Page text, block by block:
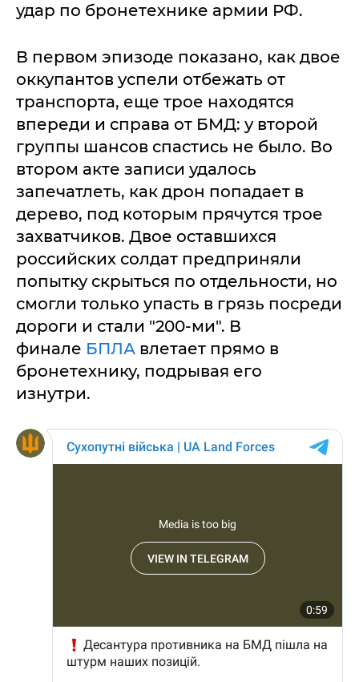
удар по бронетехнике армии РФ.
В первом эпизоде показано, как двое
оккупантов успели отбежать от
транспорта, еще трое находятся
впереди и справа от БМД: у второй
группы шансов спастись не было. Во
втором акте записи удалось
запечатлеть, как дрон попадает в
дерево, под которым прячутся трое
захватчиков. Двое оставшихся
российских солдат предприняли
попытку скрыться по отдельности, но
смогли только упасть в грязь посреди
дороги и стали "200-ми". В
финале БПЛА влетает прямо в
бронетехнику, подрывая его
изнутри.